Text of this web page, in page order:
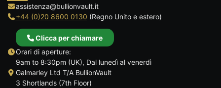
assistenza@bullionvault.it
+44 (0)20 8600 0130 (Regno Unito e estero)
Clicca per chiamare
Orari di aperture:
9am to 8:30pm (UK), Dal lunedì al venerdì
Galmarley Ltd T/A BullionVault
3 Shortlands (7th Floor)